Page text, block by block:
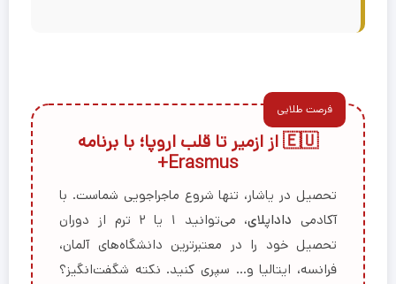
فرصت طلایی
🇪🇺 از ازمیر تا قلب اروپا؛ با برنامه
Erasmus+
تحصیل در یاشار، تنها شروع ماجراجویی شماست. با
آکادمی داداپلای
، می‌توانید ۱ یا ۲ ترم از دوران
تحصیل خود را در معتبرترین دانشگاه‌های آلمان،
فرانسه، ایتالیا و… سپری کنید. نکته شگفت‌انگیز؟